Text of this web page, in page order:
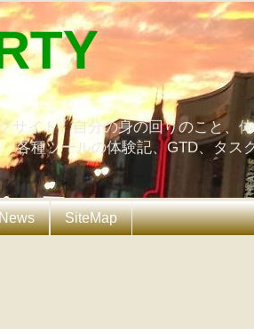
イト。自分の身の回りのこと、
各種ツールの体験記、GTD、タス
SiteMap